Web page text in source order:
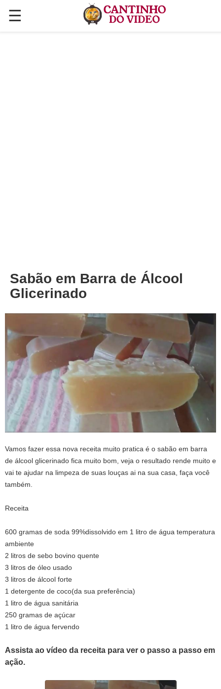
☰
✕
Sabão em Barra de Álcool
Glicerinado
Vamos fazer essa nova receita muito pratica é o sabão em barra
de álcool glicerinado fica muito bom, veja o resultado rende muito e
vai te ajudar na limpeza de suas louças ai na sua casa, faça você
também.
Receita
600 gramas de soda 99%dissolvido em 1 litro de água temperatura
ambiente
2 litros de sebo bovino quente
3 litros de óleo usado
3 litros de álcool forte
1 detergente de coco(da sua preferência)
1 litro de água sanitária
250 gramas de açúcar
1 litro de água fervendo
Assista ao vídeo da receita para ver o passo a passo em
ação.